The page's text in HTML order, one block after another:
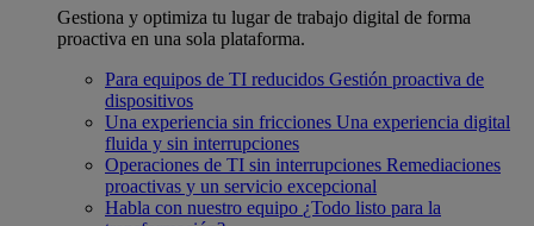
Gestiona y optimiza tu lugar de trabajo digital de forma
proactiva en una sola plataforma.
Para equipos de TI reducidos Gestión proactiva de
dispositivos
Una experiencia sin fricciones Una experiencia digital
fluida y sin interrupciones
Operaciones de TI sin interrupciones Remediaciones
proactivas y un servicio excepcional
Habla con nuestro equipo ¿Todo listo para la